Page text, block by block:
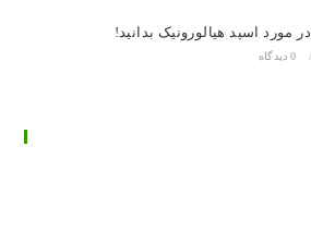
در مورد اسید هیالورونیک بدانید!
/ 0 دیدگاه